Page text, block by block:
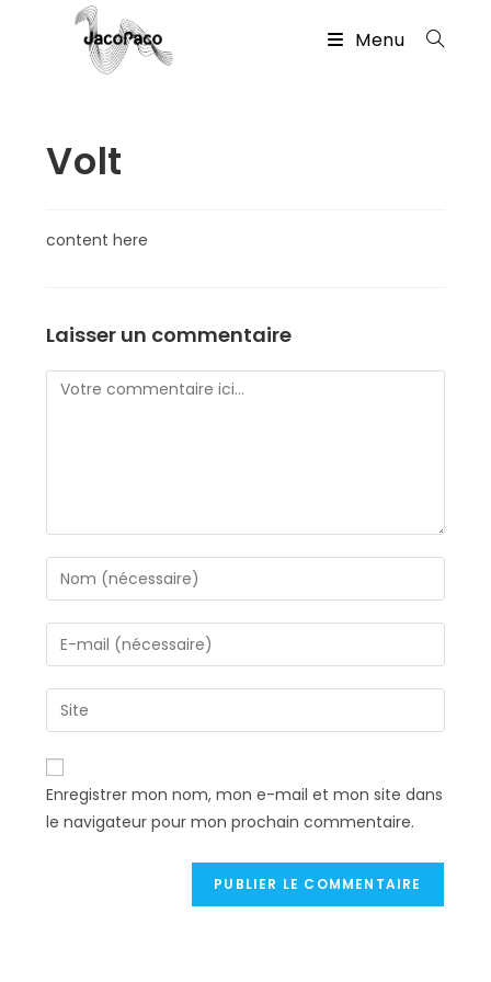
Menu
Volt
content here
Laisser un commentaire
Comment
Enter
your
name
or
to
comment
Enter
your
email
address
comment
Saisir
l’URL
de
votre
site
(facultatif)
Enregistrer mon nom, mon e-mail et mon site dans
le navigateur pour mon prochain commentaire.